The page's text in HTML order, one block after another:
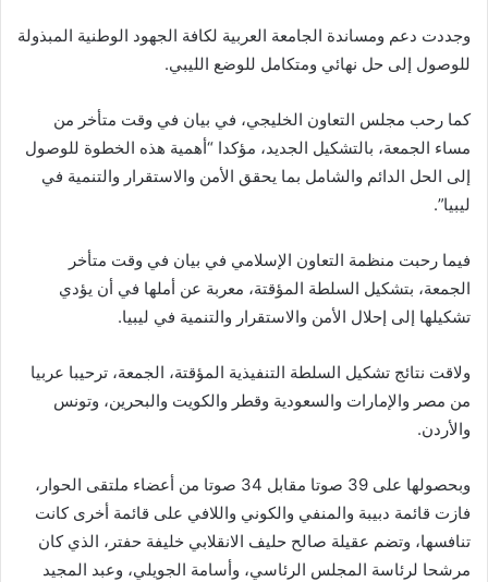
وجددت دعم ومساندة الجامعة العربية لكافة الجهود الوطنية المبذولة
للوصول إلى حل نهائي ومتكامل للوضع الليبي.
كما رحب مجلس التعاون الخليجي، في بيان في وقت متأخر من
مساء الجمعة، بالتشكيل الجديد، مؤكدا “أهمية هذه الخطوة للوصول
إلى الحل الدائم والشامل بما يحقق الأمن والاستقرار والتنمية في
ليبيا”.
فيما رحبت منظمة التعاون الإسلامي في بيان في وقت متأخر
الجمعة، بتشكيل السلطة المؤقتة، معربة عن أملها في أن يؤدي
تشكيلها إلى إحلال الأمن والاستقرار والتنمية في ليبيا.
ولاقت نتائج تشكيل السلطة التنفيذية المؤقتة، الجمعة، ترحيبا عربيا
من مصر والإمارات والسعودية وقطر والكويت والبحرين، وتونس
والأردن.
وبحصولها على 39 صوتا مقابل 34 صوتا من أعضاء ملتقى الحوار،
فازت قائمة دبيبة والمنفي والكوني واللافي على قائمة أخرى كانت
تنافسها، وتضم عقيلة صالح حليف الانقلابي خليفة حفتر، الذي كان
مرشحا لرئاسة المجلس الرئاسي، وأسامة الجويلي، وعبد المجيد